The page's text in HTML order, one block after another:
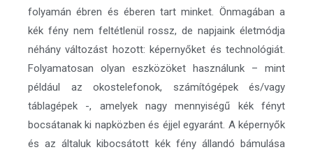
folyamán ébren és éberen tart minket. Önmagában a
kék fény nem feltétlenül rossz, de napjaink életmódja
néhány változást hozott: képernyőket és technológiát.
Folyamatosan olyan eszközöket használunk – mint
például az okostelefonok, számítógépek és/vagy
táblagépek -, amelyek nagy mennyiségű kék fényt
bocsátanak ki napközben és éjjel egyaránt. A képernyők
és az általuk kibocsátott kék fény állandó bámulása